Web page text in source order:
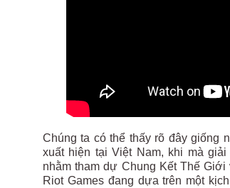
Chúng ta có thể thấy rõ đây giống
xuất hiện tại Việt Nam, khi mà
nhằm tham dự Chung Kết Thế
Riot Games đang dựa trên một